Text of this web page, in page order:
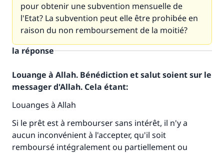
pour obtenir une subvention mensuelle de
l'Etat? La subvention peut elle être prohibée en
raison du non remboursement de la moitié?
la réponse
Louange à Allah. Bénédiction et salut soient sur le
messager d'Allah. Cela étant:
Louanges à Allah
Si le prêt est à rembourser sans intérêt, il n'y a
aucun inconvénient à l'accepter, qu'il soit
remboursé intégralement ou partiellement ou